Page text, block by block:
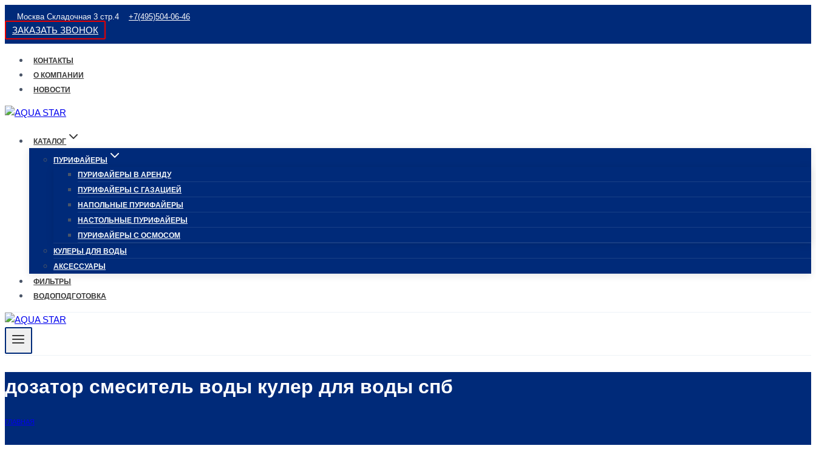
Перейти
содержимому
Москва Складочная 3 стр.4 +7(495)504-06-46
ЗАКАЗАТЬ ЗВОНОК
КОНТАКТЫ
О КОМПАНИИ
НОВОСТИ
КАТАЛОГ
ПУРИФАЙЕРЫ
ПУРИФАЙЕРЫ В АРЕНДУ
ПУРИФАЙЕРЫ С ГАЗАЦИЕЙ
НАПОЛЬНЫЕ ПУРИФАЙЕРЫ
НАСТОЛЬНЫЕ ПУРИФАЙЕРЫ
ПУРИФАЙЕРЫ С ОСМОСОМ
КУЛЕРЫ ДЛЯ ВОДЫ
АКСЕССУАРЫ
ФИЛЬТРЫ
ВОДОПОДГОТОВКА
дозатор смеситель воды кулер для воды спб
ГЛАВНАЯ